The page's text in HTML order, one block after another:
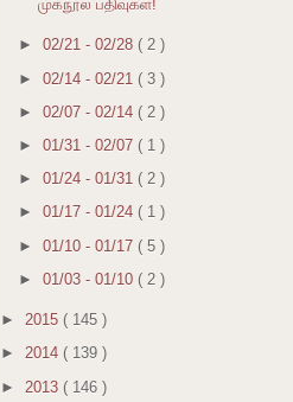
முகநூல் பதிவுகள்!
►02/21 - 02/28 ( 2 )
►02/14 - 02/21 ( 3 )
►02/07 - 02/14 ( 2 )
►01/31 - 02/07 ( 1 )
►01/24 - 01/31 ( 2 )
►01/17 - 01/24 ( 1 )
►01/10 - 01/17 ( 5 )
►01/03 - 01/10 ( 2 )
► 2015 ( 145 )
► 2014 ( 139 )
► 2013 ( 146 )